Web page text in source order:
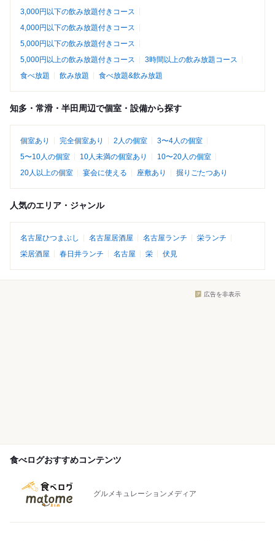
3,000円以下の飲み放題付きコース
4,000円以下の飲み放題付きコース
5,000円以下の飲み放題付きコース
5,000円以上の飲み放題付きコース
3時間以上の飲み放題コース
食べ放題
飲み放題 食べ放題&飲み放題
知多・常滑・半田周辺で個室・設備から探す
個室あり 完全個室あり 2人の個室
3〜4人の個室
5〜10人の個室
10人未満の個室あり
10〜20人の個室
20人以上の個室
宴会に使える 座敷あり 掘りごたつあり
人気のエリア・ジャンル
名古屋ひつまぶし 名古屋居酒屋 名古屋ランチ
栄ランチ
栄居酒屋
春日井ランチ 名古屋 栄 伏見
広告を非表示
食べログおすすめコンテンツ
グルメキュレーションメディア